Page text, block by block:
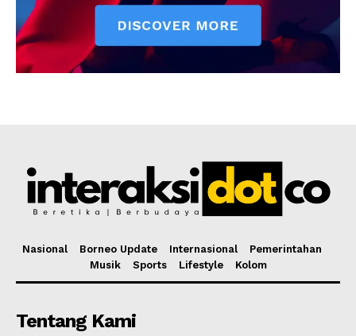
Nasional Borneo Update Internasional
Pemerintahan
Musik
Sports Lifestyle Kolom
Tentang Kami